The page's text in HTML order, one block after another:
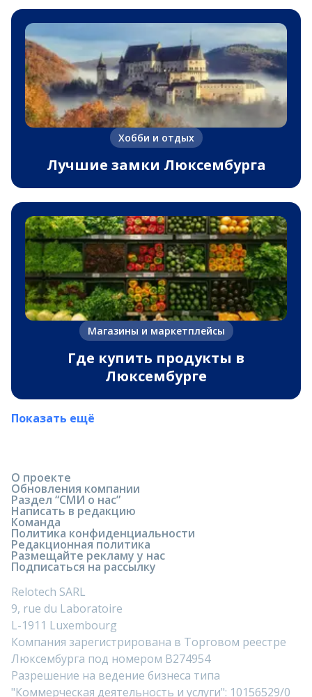
Хобби и отдых
Лучшие замки Люксембурга
Магазины и маркетплейсы
Где купить продукты в
Люксембурге
Показать ещё
О проекте
Обновления компании
Раздел “СМИ о нас”
Написать в редакцию
Команда
Политика конфиденциальности
Редакционная политика
Размещайте рекламу у нас
Подписаться на рассылку
Relotech SARL
9, rue du Laboratoire
L-1911 Luxembourg
Компания зарегистрирована в Торговом реестре
Люксембурга под номером B274954
Разрешение на ведение бизнеса типа
"Коммерческая деятельность и услуги": 10156529/0